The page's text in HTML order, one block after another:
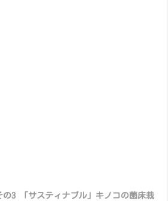
の3 「サスティナブル」キノコの菌床栽